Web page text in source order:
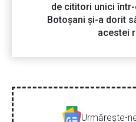
de cititori unici
Botoșani și-a dorit
acestei
Urmăreşte-